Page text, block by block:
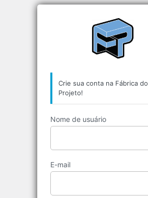
Crie sua conta na Fábrica do
Projeto!
Nome de usuário
E-mail